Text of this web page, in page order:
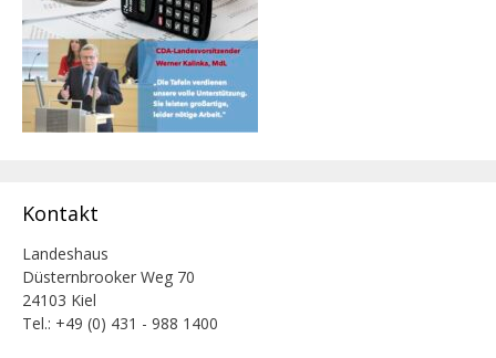
Kontakt
Landeshaus
Düsternbrooker Weg 70
24103 Kiel
Tel.: +49 (0) 431 - 988 1400